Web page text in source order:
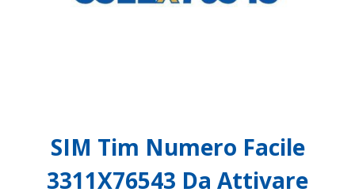
SIM Tim Numero Facile
3311X76543 Da Attivare